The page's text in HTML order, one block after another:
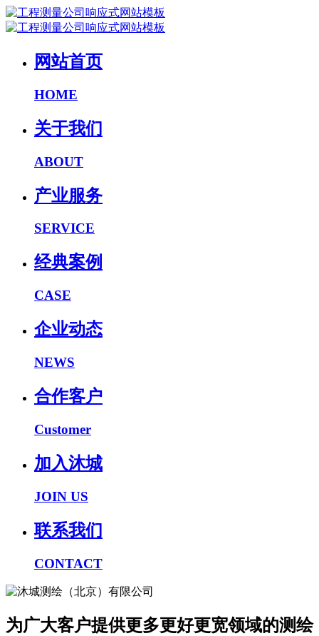
网站首页
HOME
关于我们
ABOUT
产业服务
SERVICE
经典案例
CASE
企业动态
NEWS
合作客户
Customer
加入沐城
JOIN US
联系我们
CONTACT
为广大客户提供更多更好更宽领域的测绘